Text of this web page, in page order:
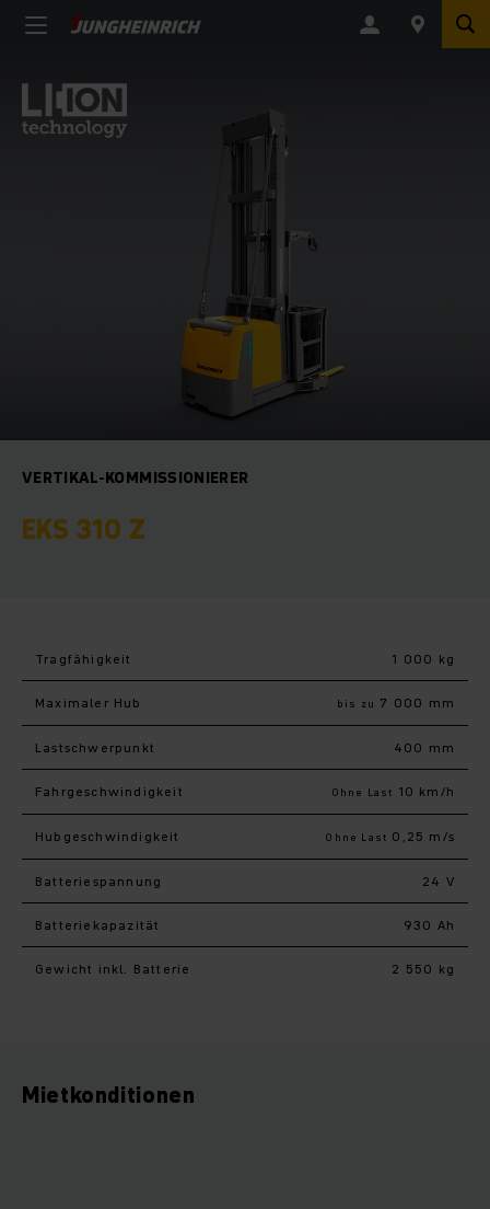
VERTIKAL-KOMMISSIONIERER
EKS 310 Z
Tragfähigkeit 1 000 kg
Maximaler Hub bis zu 7 000 mm
Last­schwerpunkt 400 mm
Fahr­geschwindigkeit Ohne Last 10 km/h
Hub­geschwindigkeit Ohne Last 0,25 m/s
Batteriespannung 24 V
Batteriekapazität 930 Ah
Gewicht inkl. Batterie 2 550 kg
Mietkonditionen